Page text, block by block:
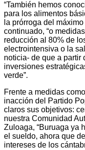
“También hemos
para los alimentos
la prórroga del
continuado, “o
reducción al 80% de
electrointensiva o la
noticia- de que a partir
inversiones
verde”.
Frente a medidas
inacción del Partido
claros sus objetivos:
nuestra Comunidad
Zuloaga, “Buruaga ya
el sueldo, ahora que
intereses de los